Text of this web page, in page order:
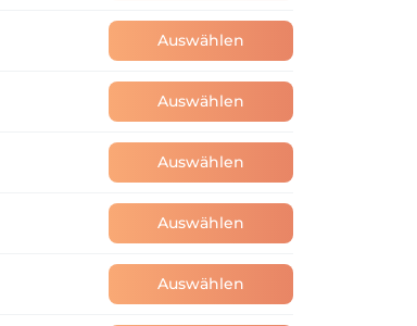
Auswählen
Auswählen
Auswählen
Auswählen
Auswählen